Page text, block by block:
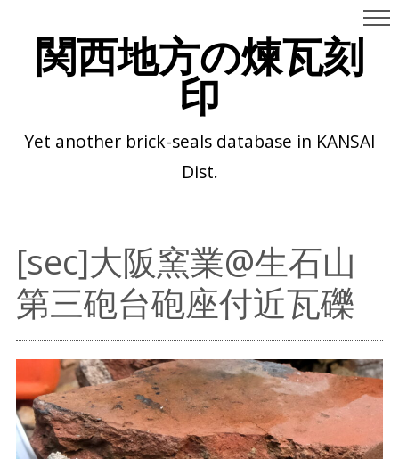
関西地方の煉瓦刻
印
Yet another brick-seals database in KANSAI
Dist.
[sec]大阪窯業@生石山
第三砲台砲座付近瓦礫